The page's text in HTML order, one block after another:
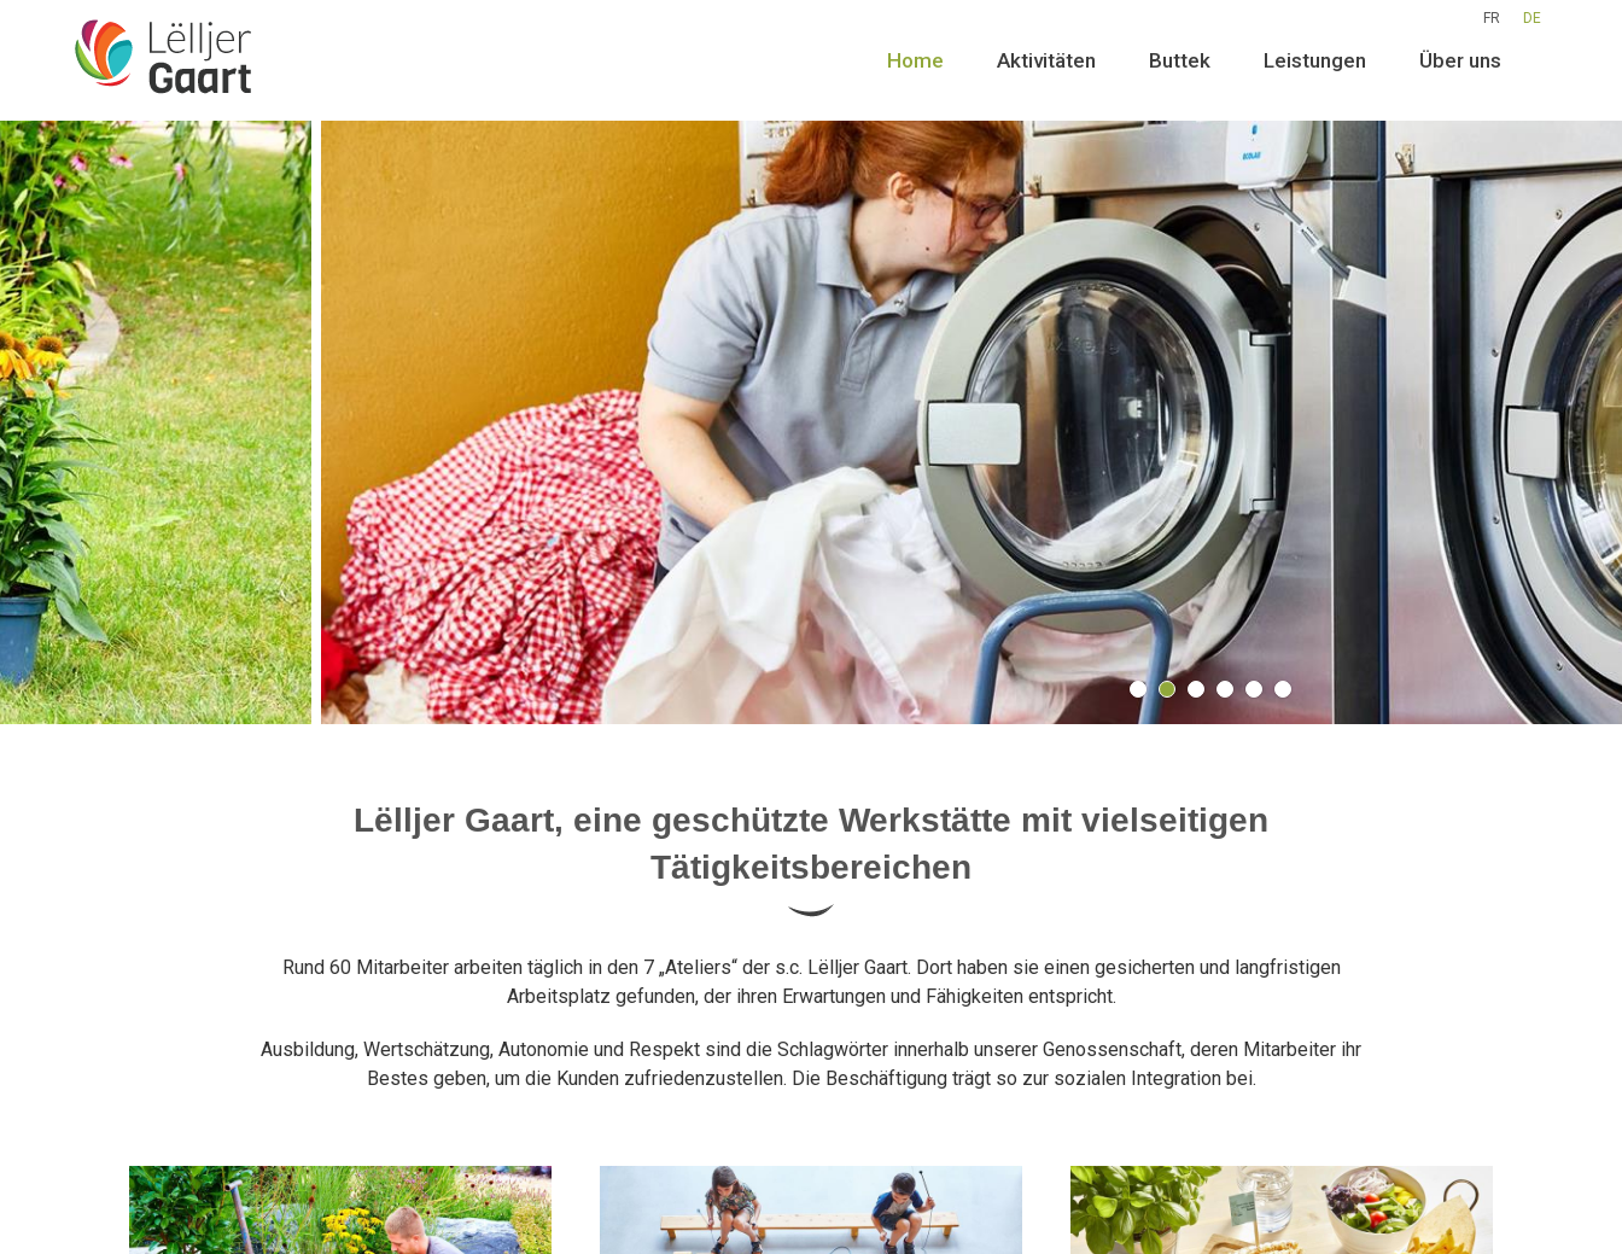
FR DE
Home Aktivitäten Buttek Leistungen Über uns
Eine Beschäftigung bieten, die individuellen Erwartungen und
Fähigkeiten entspricht
Lëlljer Gaart, eine geschützte Werkstätte mit vielseitigen
Tätigkeitsbereichen
Rund 60 Mitarbeiter arbeiten täglich in den 7 „Ateliers“ der s.c. Lëlljer Gaart. Dort haben sie einen gesicherten und langfristigen
Arbeitsplatz gefunden, der ihren Erwartungen und Fähigkeiten entspricht.
Ausbildung, Wertschätzung, Autonomie und Respekt sind die Schlagwörter innerhalb unserer Genossenschaft, deren Mitarbeiter ihr
Bestes geben, um die Kunden zufriedenzustellen. Die Beschäftigung trägt so zur sozialen Integration bei.